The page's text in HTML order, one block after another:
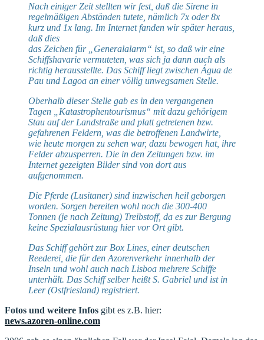
Nach einiger Zeit stellten wir fest, daß die Sirene in
regelmäßigen Abständen tutete, nämlich 7x oder 8x
kurz und 1x lang. Im Internet fanden wir später heraus,
daß dies
das Zeichen für „Generalalarm“ ist, so daß wir eine
Schiffshavarie vermuteten, was sich ja dann auch als
richtig herausstellte. Das Schiff liegt zwischen Água de
Pau und Lagoa an einer völlig unwegsamen Stelle.
Oberhalb dieser Stelle gab es in den vergangenen
Tagen „Katastrophentourismus“ mit dazu gehörigem
Stau auf der Landstraße und platt getretenen bzw.
gefahrenen Feldern, was die betroffenen Landwirte,
wie heute morgen zu sehen war, dazu bewogen hat, ihre
Felder abzusperren. Die in den Zeitungen bzw. im
Internet gezeigten Bilder sind von dort aus
aufgenommen.
Die Pferde (Lusitaner) sind inzwischen heil geborgen
worden. Sorgen bereiten wohl noch die 300-400
Tonnen (je nach Zeitung) Treibstoff, da es zur Bergung
keine Spezialausrüstung hier vor Ort gibt.
Das Schiff gehört zur Box Lines, einer deutschen
Reederei, die für den Azorenverkehr innerhalb der
Inseln und wohl auch nach Lisboa mehrere Schiffe
unterhält. Das Schiff selber heißt S. Gabriel und ist in
Leer (Ostfriesland) registriert.
Fotos und weitere Infos gibt es z.B. hier:
news.azoren-online.com